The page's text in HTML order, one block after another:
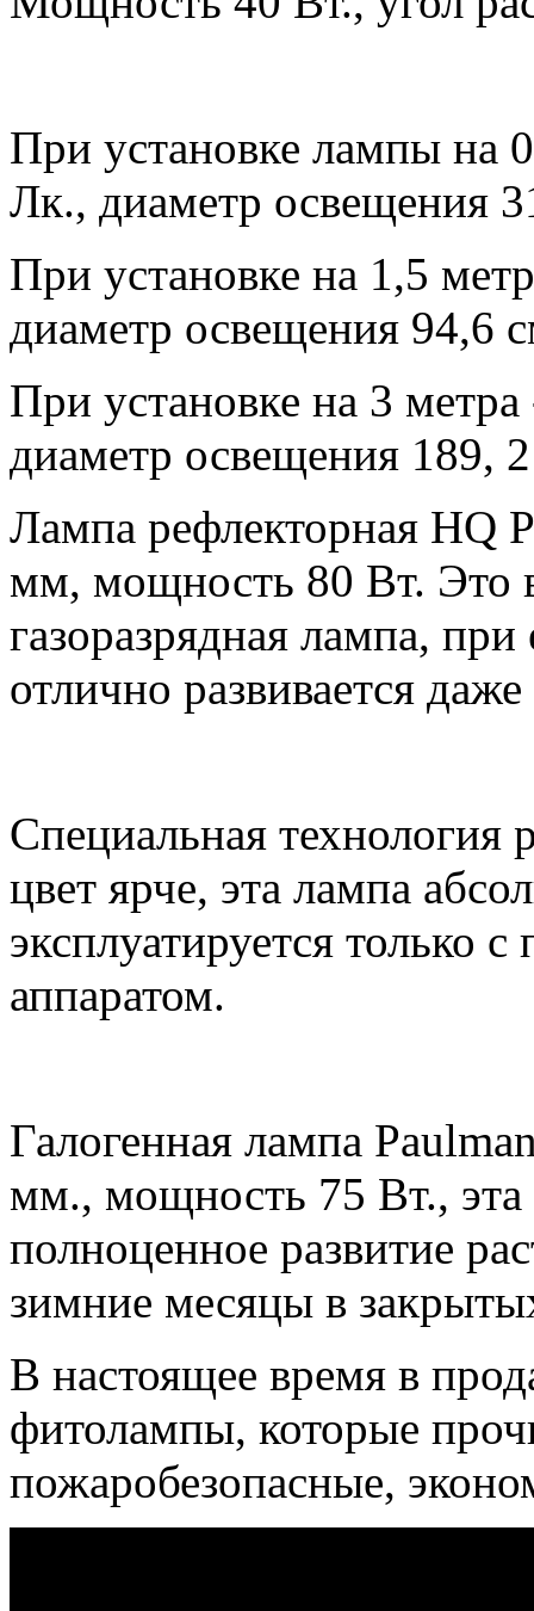
При установке лампы на
Лк., диаметр освещения
При установке на 1,5
диаметр освещения 94,6
При установке на 3
диаметр освещения 189,
Лампа рефлекторная HQ
мм, мощность 80 Вт. Это
газоразрядная лампа,
отлично развивается
Специальная технология
цвет ярче, эта лампа
эксплуатируется только
аппаратом.
Галогенная лампа
мм., мощность 75 Вт., эта
полноценное развитие
зимние месяцы в
В настоящее время в
фитолампы, которые
пожаробезопасные,